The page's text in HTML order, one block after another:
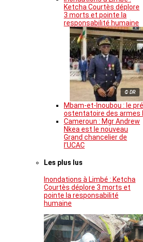
Ketcha Courtès déplore
3 morts et pointe la
responsabilité humaine
© DR
Mbam-et-Inoubou : le
ostentatoire des armes
Cameroun : Mgr Andrew
Nkea est le nouveau
Grand chancelier de
l’UCAC
Les plus lus
Inondations à Limbé : Ketcha
Courtès déplore 3 morts et
pointe la responsabilité
humaine